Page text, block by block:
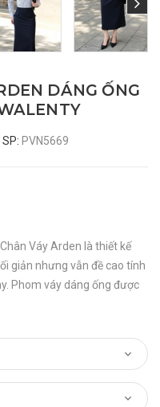
DÁNG ỐNG
SP: PVN5669
Chân Váy Arden là thiết kế
giản nhưng vẫn đề cao tính
Phom váy dáng ống được